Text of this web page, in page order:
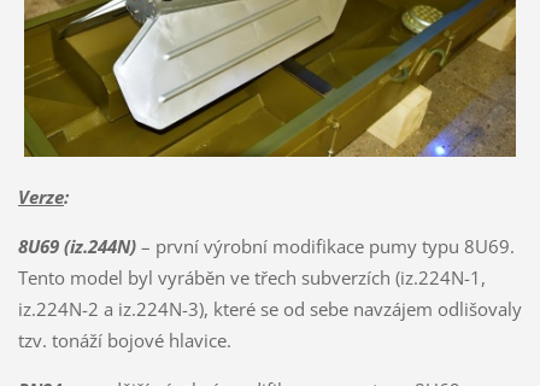
Verze:
8U69 (iz.244N)– první výrobní modifikace pumy typu 8U69.
Tento model byl vyráběn ve třech subverzích (iz.224N-1,
iz.224N-2 a iz.224N-3), které se od sebe navzájem odlišovaly
tzv. tonáží bojové hlavice.